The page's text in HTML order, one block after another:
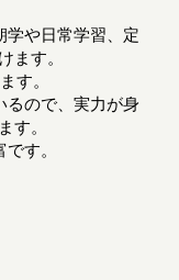
学や日常学習、定
ます。
す。
るので、実力が身
す。
す。